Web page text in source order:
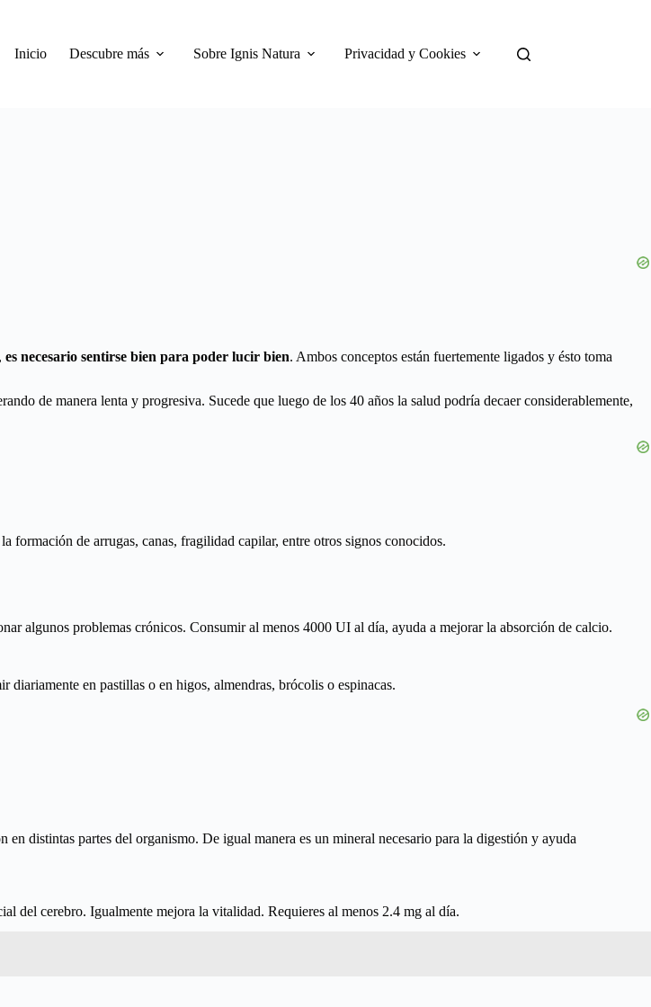
Inicio
Descubre más Sobre Ignis Natura Privacidad y Cookies
es necesario sentirse bien para poder lucir bien. Ambos conceptos están fuertemente ligados y ésto toma
de manera lenta y progresiva. Sucede que luego de los 40 años la salud podría decaer considerablemente,
formación de arrugas, canas, fragilidad capilar, entre otros signos conocidos.
algunos problemas crónicos. Consumir al menos 4000 UI al día, ayuda a mejorar la absorción de calcio.
diariamente en pastillas o en higos, almendras, brócolis o espinacas.
distintas partes del organismo. De igual manera es un mineral necesario para la digestión y ayuda
del cerebro. Igualmente mejora la vitalidad. Requieres al menos 2.4 mg al día.